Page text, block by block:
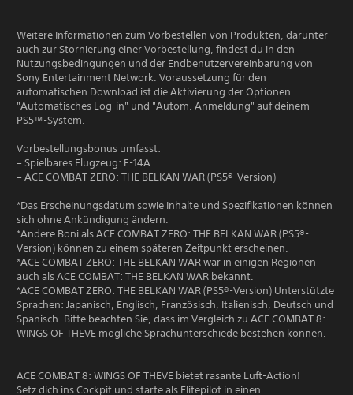
Weitere Informationen zum Vorbestellen von Produkten, darunter
auch zur Stornierung einer Vorbestellung, findest du in den
Nutzungsbedingungen und der Endbenutzervereinbarung von
Sony Entertainment Network. Voraussetzung für den
automatischen Download ist die Aktivierung der Optionen
"Automatisches Log-in" und "Autom. Anmeldung" auf deinem
PS5™-System.
Vorbestellungsbonus umfasst:
– Spielbares Flugzeug: F-14A
– ACE COMBAT ZERO: THE BELKAN WAR (PS5®-Version)
*Das Erscheinungsdatum sowie Inhalte und Spezifikationen können
sich ohne Ankündigung ändern.
*Andere Boni als ACE COMBAT ZERO: THE BELKAN WAR (PS5®-
Version) können zu einem späteren Zeitpunkt erscheinen.
*ACE COMBAT ZERO: THE BELKAN WAR war in einigen Regionen
auch als ACE COMBAT: THE BELKAN WAR bekannt.
*ACE COMBAT ZERO: THE BELKAN WAR (PS5®-Version) Unterstützte
Sprachen: Japanisch, Englisch, Französisch, Italienisch, Deutsch und
Spanisch. Bitte beachten Sie, dass im Vergleich zu ACE COMBAT 8:
WINGS OF THEVE mögliche Sprachunterschiede bestehen können.
ACE COMBAT 8: WINGS OF THEVE bietet rasante Luft-Action!
Setz dich ins Cockpit und starte als Elitepilot in einen